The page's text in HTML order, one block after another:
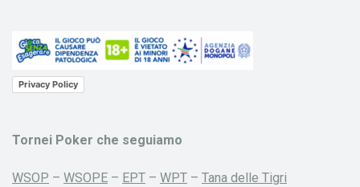
Privacy Policy
Tornei Poker che seguiamo
WSOP – WSOPE – EPT – WPT – Tana delle Tigri